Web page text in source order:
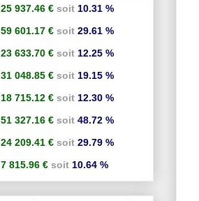
25 937.46 € soit 10.31 %
59 601.17 € soit 29.61 %
23 633.70 € soit 12.25 %
31 048.85 € soit 19.15 %
18 715.12 € soit 12.30 %
51 327.16 € soit 48.72 %
24 209.41 € soit 29.79 %
7 815.96 € soit 10.64 %